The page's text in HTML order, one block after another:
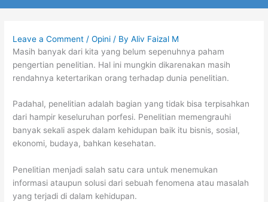
Leave a Comment /Opini / ByAliv Faizal M
Masih banyak dari kita yang belum sepenuhnya paham
pengertian penelitian. Hal ini mungkin dikarenakan masih
rendahnya ketertarikan orang terhadap dunia penelitian.
Padahal, penelitian adalah bagian yang tidak bisa terpisahkan
dari hampir keseluruhan porfesi. Penelitian memengrauhi
banyak sekali aspek dalam kehidupan baik itu bisnis, sosial,
ekonomi, budaya, bahkan kesehatan.
Penelitian menjadi salah satu cara untuk menemukan
informasi ataupun solusi dari sebuah fenomena atau masalah
yang terjadi di dalam kehidupan.